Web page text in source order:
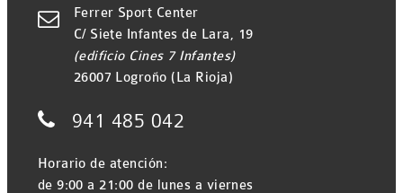

Ferrer Sport Center
C/ Siete Infantes de Lara, 19
(edificio Cines 7 Infantes)
26007 Logroño (La Rioja)
 941 485 042
Horario de atención:
de 9:00 a 21:00 de lunes a viernes